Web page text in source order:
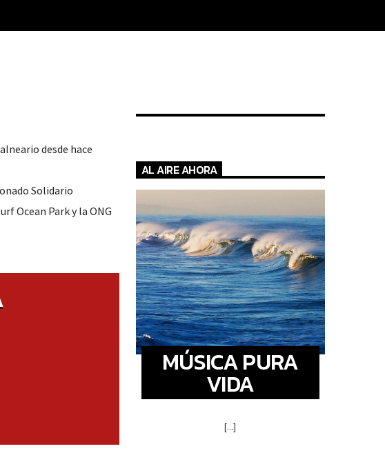
desde hace
Solidario
Ocean Park y la ONG
AL AIRE AHORA
MÚSICA PURA
VIDA
[...]